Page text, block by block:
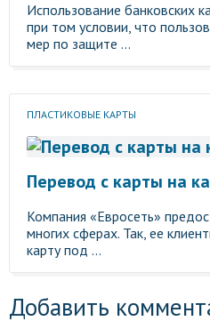
Использование банковских
при том условии, что
мер по защите ...
ПЛАСТИКОВЫЕ КАРТЫ
Перевод с карты на
Компания «Евросеть»
многих сферах. Так, ее
карту под ...
Добавить